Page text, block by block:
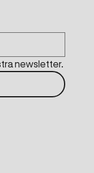
newsletter.